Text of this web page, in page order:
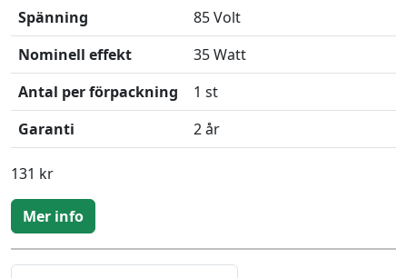
Spänning
85 Volt
Nominell effekt
35 Watt
Antal per förpackning
1 st
Garanti
2 år
131 kr
Mer info